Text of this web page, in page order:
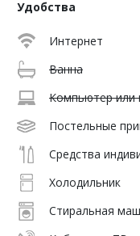
Удобства
Интернет
Ванна
Компьютер или
Постельные
Средства
Холодильник
Стиральная